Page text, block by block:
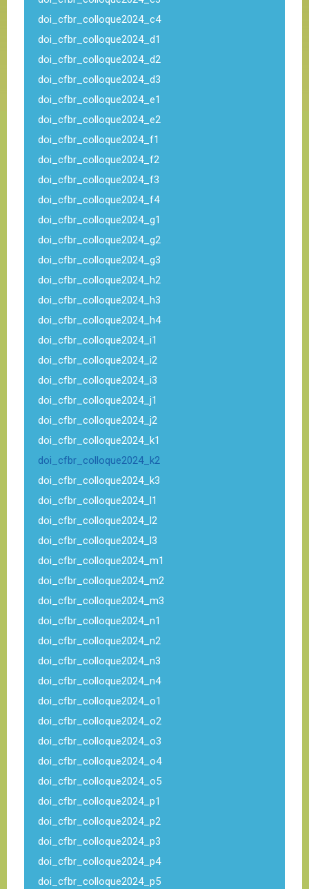
doi_cfbr_colloque2024_c4
doi_cfbr_colloque2024_d1
doi_cfbr_colloque2024_d2
doi_cfbr_colloque2024_d3
doi_cfbr_colloque2024_e1
doi_cfbr_colloque2024_e2
doi_cfbr_colloque2024_f1
doi_cfbr_colloque2024_f2
doi_cfbr_colloque2024_f3
doi_cfbr_colloque2024_f4
doi_cfbr_colloque2024_g1
doi_cfbr_colloque2024_g2
doi_cfbr_colloque2024_g3
doi_cfbr_colloque2024_h2
doi_cfbr_colloque2024_h3
doi_cfbr_colloque2024_h4
doi_cfbr_colloque2024_i1
doi_cfbr_colloque2024_i2
doi_cfbr_colloque2024_i3
doi_cfbr_colloque2024_j1
doi_cfbr_colloque2024_j2
doi_cfbr_colloque2024_k1
doi_cfbr_colloque2024_k2
doi_cfbr_colloque2024_k3
doi_cfbr_colloque2024_l1
doi_cfbr_colloque2024_l2
doi_cfbr_colloque2024_l3
doi_cfbr_colloque2024_m1
doi_cfbr_colloque2024_m2
doi_cfbr_colloque2024_m3
doi_cfbr_colloque2024_n1
doi_cfbr_colloque2024_n2
doi_cfbr_colloque2024_n3
doi_cfbr_colloque2024_n4
doi_cfbr_colloque2024_o1
doi_cfbr_colloque2024_o2
doi_cfbr_colloque2024_o3
doi_cfbr_colloque2024_o4
doi_cfbr_colloque2024_o5
doi_cfbr_colloque2024_p1
doi_cfbr_colloque2024_p2
doi_cfbr_colloque2024_p3
doi_cfbr_colloque2024_p4
doi_cfbr_colloque2024_p5